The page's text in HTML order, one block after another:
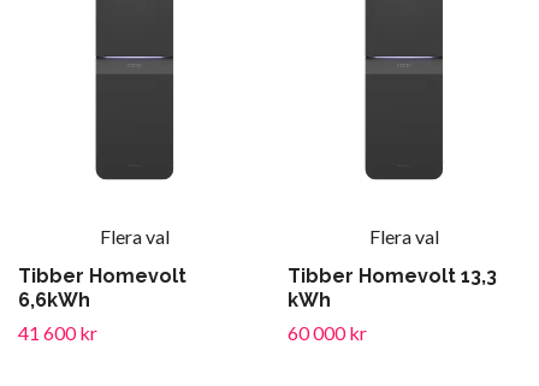
Flera val
Tibber Homevolt
6,6kWh
41 600 kr
Flera val
Tibber Homevolt 13,3
kWh
60 000 kr